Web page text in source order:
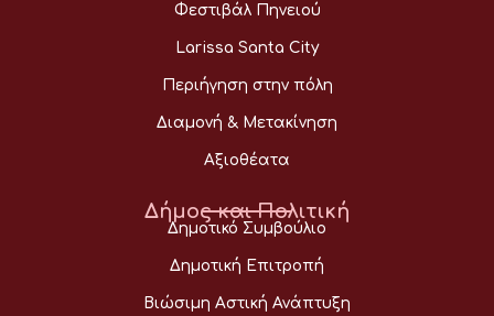
Φεστιβάλ Πηνειού
Larissa Santa City
Περιήγηση στην πόλη
Διαμονή & Μετακίνηση
Αξιοθέατα
Δήμος και Πολιτική
Δημοτικό Συμβούλιο
Δημοτική Επιτροπή
Βιώσιμη Αστική Ανάπτυξη